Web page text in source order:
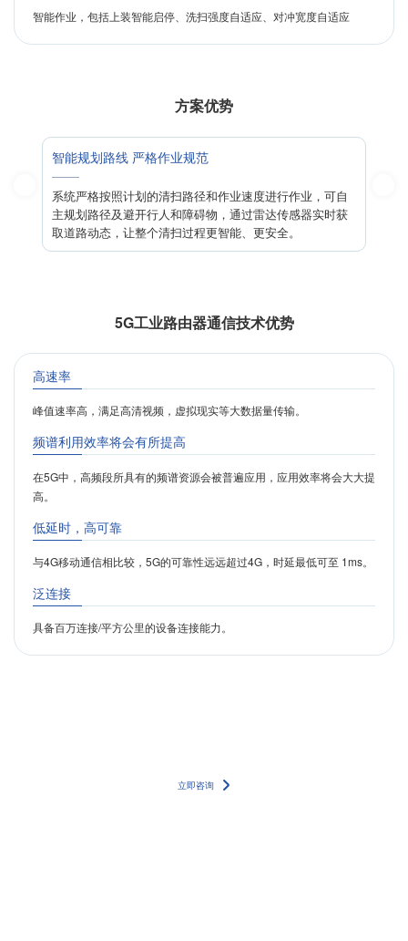
智能作业，包括上装智能启停、洗扫强度自适应、对冲宽度自适应
方案优势
智能规划路线 严格作业规范
系统严格按照计划的清扫路径和作业速度进行作业，可自
主规划路径及避开行人和障碍物，通过雷达传感器实时获
取道路动态，让整个清扫过程更智能、更安全。
5G工业路由器通信技术优势
高速率
峰值速率高，满足高清视频，虚拟现实等大数据量传输。
频谱利用效率将会有所提高
在5G中，高频段所具有的频谱资源会被普遍应用，应用效率将会大大提
高。
低延时，高可靠
与4G移动通信相比较，5G的可靠性远远超过4G，时延最低可至 1ms。
泛连接
具备百万连接/平方公里的设备连接能力。
立即咨询